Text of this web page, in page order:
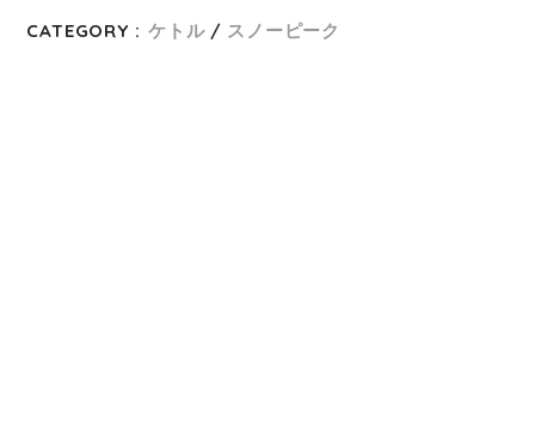
CATEGORY : ケトル スノーピーク